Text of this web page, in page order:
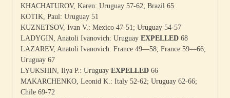
KHACHATUROV, Karen: Uruguay 57-62; Brazil 65
KOTIK, Paul: Uruguay 51
KUZNETSOV, Ivan V.: Mexico 47-51; Uruguay 54-57
LADYGIN, Anatoli Ivanovich: Uruguay EXPELLED 68
LAZAREV, Anatoli Ivanovich: France 49—58; France 59—66;
Uruguay 67
LYUKSHIN, Ilya P.: Uruguay EXPELLED 66
MAKARCHENKO, Leonid K.: Italy 52-62; Uruguay 62-66;
Chile 69-72